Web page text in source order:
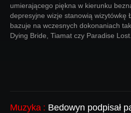
umierającego piękna w kierunku
depresyjne wizje stanowią wizytówkę
bazuje na wczesnych dokonaniach
Dying Bride, Tiamat czy Paradise Lost.
Muzyka : Bedowyn podpisał